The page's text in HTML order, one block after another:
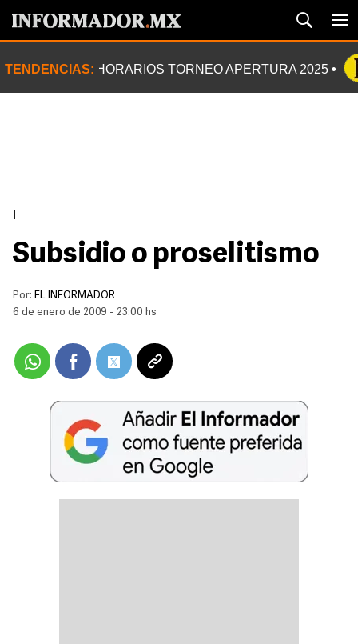
TENDENCIAS: HORARIOS TORNEO APERTURA 2025
Subsidio o proselitismo
Por: EL INFORMADOR
6 de enero de 2009 - 23:00 hs